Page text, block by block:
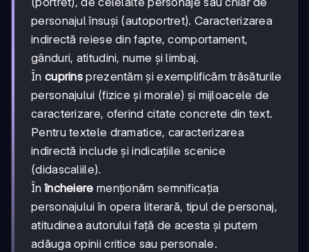
personajul însuși (autoportret). Caracterizarea
indirectă reiese din fapte, comportament,
gânduri, atitudini, nume și limbaj.
În cuprins prezentăm și exemplificăm trăsăturile
personajului (fizice și morale) și mijloacele de
caracterizare, oferind citate concrete din text.
Pentru textele dramatice, caracterizarea
indirectă include și indicațiile scenice
(didascaliile).
Înîncheiere menționăm semnificația
personajului în opera literară, tipul de personaj,
atitudinea autorului față de acesta și putem
adăuga opinii critice sau personale.